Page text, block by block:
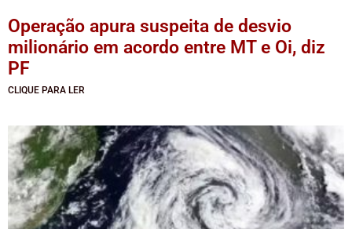
Operação apura suspeita de desvio
milionário em acordo entre MT e Oi, diz
PF
CLIQUE PARA LER